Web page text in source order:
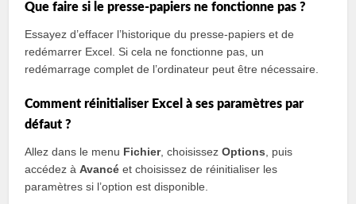
Que faire si le presse-papiers ne fonctionne pas ?
Essayez d’effacer l’historique du presse-papiers et de
redémarrer Excel. Si cela ne fonctionne pas, un
redémarrage complet de l’ordinateur peut être nécessaire.
Comment réinitialiser Excel à ses paramètres par
défaut ?
Allez dans le menu Fichier, choisissezOptions , puis
accédez àAvancé et choisissez de réinitialiser les
paramètres si l’option est disponible.